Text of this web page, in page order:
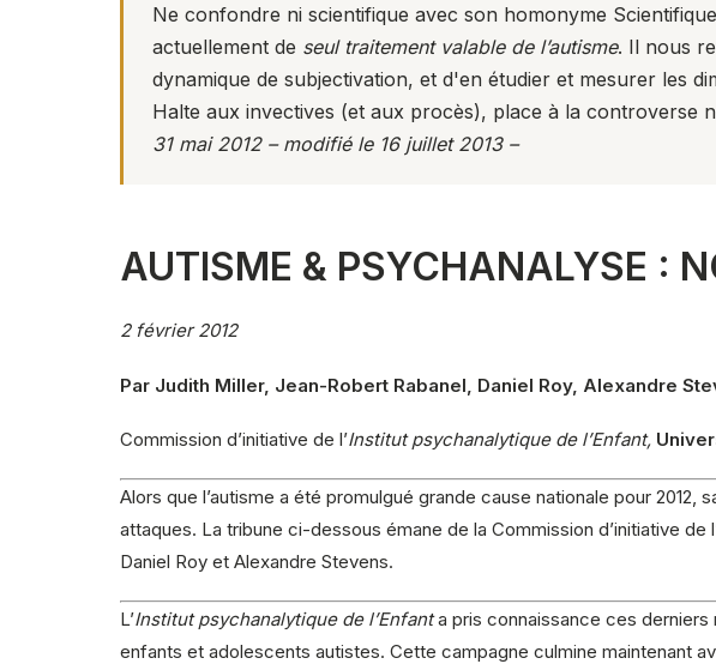
Ne confondre ni scientifique avec son homonyme
actuellement de seul traitement valable de l’autisme. Il nous
dynamique de subjectivation, et d'en étudier et mesurer les
Halte aux invectives (et aux procès), place à la controverse
31 mai 2012 – modifié le 16 juillet 2013 –
AUTISME & PSYCHANALYSE :
2 février 2012
Par Judith Miller, Jean-Robert Rabanel, Daniel Roy, Alexandre
Commission d’initiative de l’Institut psychanalytique de l’Enfant,
Alors que l’autisme a été promulgué grande cause nationale pour
attaques. La tribune ci-dessous émane de la Commission d’initiative de
Daniel Roy et Alexandre Stevens.
L’Institut psychanalytique de l’Enfanta pris connaissance ces derniers
enfants et adolescents autistes. Cette campagne culmine maintenant